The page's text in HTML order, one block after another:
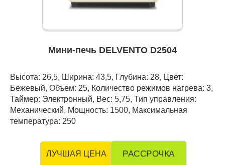
Мини-печь DELVENTO D2504
Высота: 26,5, Ширина: 43,5, Глубина: 28, Цвет:
Бежевый, Объем: 25, Количество режимов нагрева: 3,
Таймер: Электронный, Вес: 5,75, Тип управления:
Механический, Мощность: 1500, Максимальная
температура: 250
ЛУЧШАЯ ЦЕНА РАССРОЧКА